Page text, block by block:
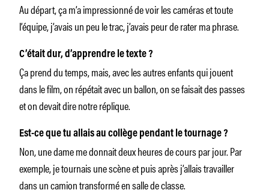
Au départ, ça m’a impressionné de voir les caméras et toute
l’équipe, j’avais un peu le trac, j’avais peur de rater ma phrase.
C’était dur, d’apprendre le texte ?
Ça prend du temps, mais, avec les autres enfants qui jouent
dans le film, on répétait avec un ballon, on se faisait des passes
et on devait dire notre réplique.
Est-ce que tu allais au collège pendant le tournage ?
Non, une dame me donnait deux heures de cours par jour. Par
exemple, je tournais une scène et puis après j’allais travailler
dans un camion transformé en salle de classe.